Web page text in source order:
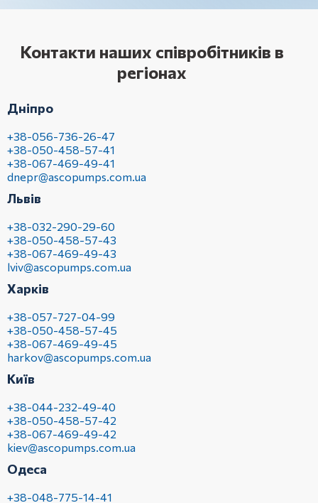
Контакти наших співробітників в
регіонах
Дніпро
+38-056-736-26-47
+38-050-458-57-41
+38-067-469-49-41
dnepr@ascopumps.com.ua
Львів
+38-032-290-29-60
+38-050-458-57-43
+38-067-469-49-43
lviv@ascopumps.com.ua
Харків
+38-057-727-04-99
+38-050-458-57-45
+38-067-469-49-45
harkov@ascopumps.com.ua
Київ
+38-044-232-49-40
+38-050-458-57-42
+38-067-469-49-42
kiev@ascopumps.com.ua
Одеса
+38-048-775-14-41